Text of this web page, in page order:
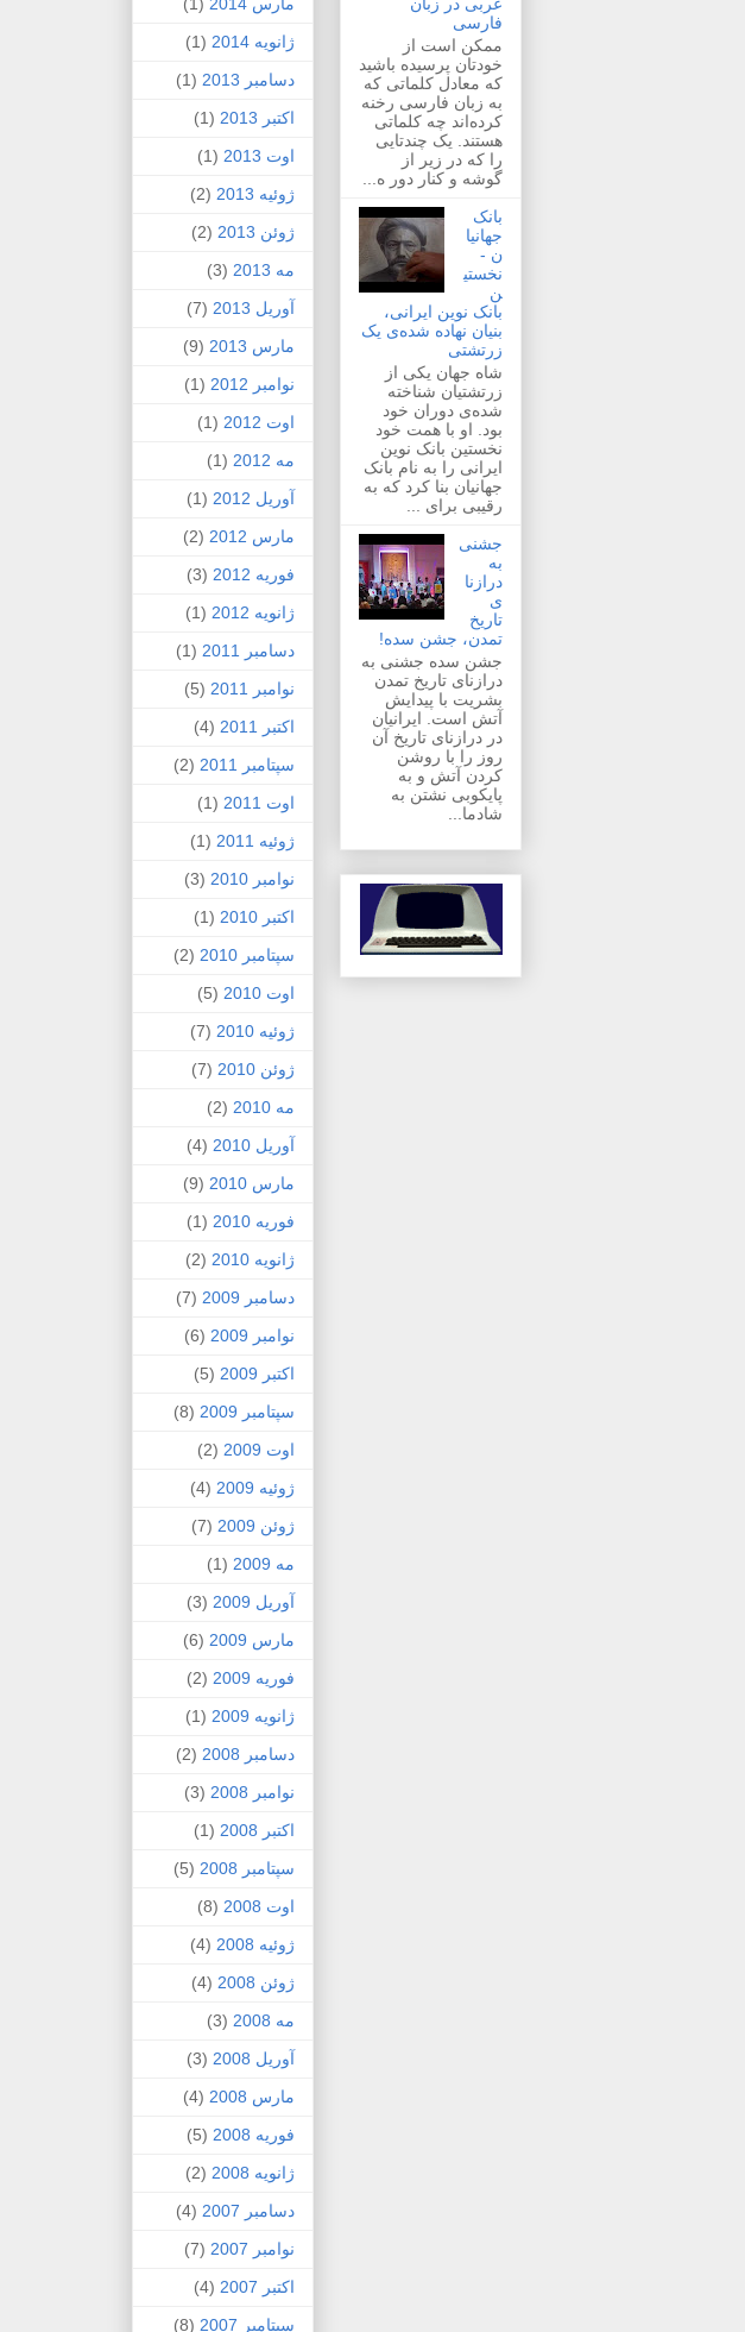
عربی در زبان
فارسی
ممکن است از
خودتان پرسیده باشید
که معادل کلماتی که
به زبان فارسی رخنه
کرده‌اند چه کلماتی
هستند. یک چندتایی
را که در زیر از
گوشه و کنار دور ه...
بانک
جهانیا
ن -
نخستی
ن
بانک نوین ایرانی،
بنیان نهاده شده‌ی یک
زرتشتی
شاه جهان یکی از
زرتشتیان شناخته
شده‌ی دوران خود
بود. او با همت خود
نخستین بانک نوین
ایرانی را به نام بانک
جهانیان بنا کرد که به
رقیبی برای ...
جشنی
به
درازنا
ی
تاریخ
تمدن، جشن سده!
جشن سده جشنی به
درازنای تاریخ تمدن
بشریت با پیدایش
آتش است. ایرانیان
در درازنای تاریخ آن
روز را با روشن
کردن آتش و به
پایکوبی نشتن به
شادما...
ژانویه 2014
(1)
دسامبر 2013
(1)
اکتبر 2013
(1)
اوت 2013
(1)
ژوئیه 2013
(2)
ژوئن 2013
(2)
مه 2013
(3)
آوریل 2013
(7)
مارس 2013
(9)
نوامبر 2012
(1)
اوت 2012
(1)
مه 2012
(1)
آوریل 2012
(1)
مارس 2012
(2)
فوریه 2012
(3)
ژانویه 2012
(1)
دسامبر 2011
(1)
نوامبر 2011
(5)
اکتبر 2011
(4)
سپتامبر 2011
(2)
اوت 2011
(1)
ژوئیه 2011
(1)
نوامبر 2010
(3)
اکتبر 2010
(1)
سپتامبر 2010
(2)
اوت 2010
(5)
ژوئیه 2010
(7)
ژوئن 2010
(7)
مه 2010
(2)
آوریل 2010
(4)
مارس 2010
(9)
فوریه 2010
(1)
ژانویه 2010
(2)
دسامبر 2009
(7)
نوامبر 2009
(6)
اکتبر 2009
(5)
سپتامبر 2009
(8)
اوت 2009
(2)
ژوئیه 2009
(4)
ژوئن 2009
(7)
مه 2009
(1)
آوریل 2009
(3)
مارس 2009
(6)
فوریه 2009
(2)
ژانویه 2009
(1)
دسامبر 2008
(2)
نوامبر 2008
(3)
اکتبر 2008
(1)
سپتامبر 2008
(5)
اوت 2008
(8)
ژوئیه 2008
(4)
ژوئن 2008
(4)
مه 2008
(3)
آوریل 2008
(3)
مارس 2008
(4)
فوریه 2008
(5)
ژانویه 2008
(2)
دسامبر 2007
(4)
نوامبر 2007
(7)
اکتبر 2007
(4)
سپتامبر 2007
(8)